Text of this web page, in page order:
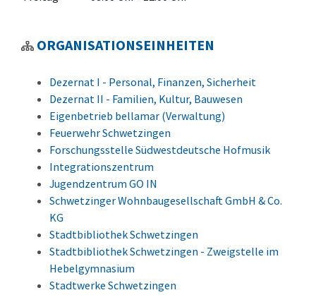
ORGANISATIONSEINHEITEN
Dezernat I - Personal, Finanzen, Sicherheit
Dezernat II - Familien, Kultur, Bauwesen
Eigenbetrieb bellamar (Verwaltung)
Feuerwehr Schwetzingen
Forschungsstelle Südwestdeutsche Hofmusik
Integrationszentrum
Jugendzentrum GO IN
Schwetzinger Wohnbaugesellschaft GmbH & Co.
KG
Stadtbibliothek Schwetzingen
Stadtbibliothek Schwetzingen - Zweigstelle im
Hebelgymnasium
Stadtwerke Schwetzingen